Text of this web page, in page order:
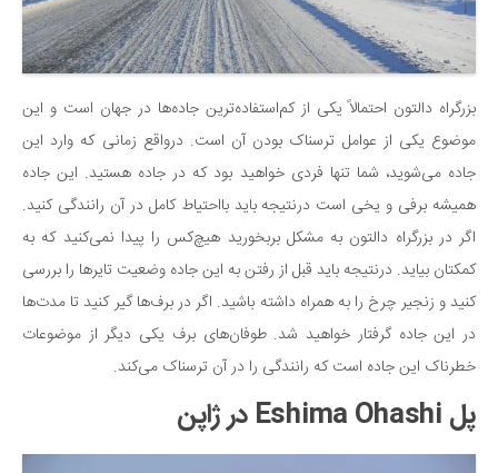
بزرگراه دالتون احتمالاً یکی از کم‌استفاده‌ترین جاده‌ها در جهان است و این
موضوع یکی از عوامل ترسناک بودن آن است. درواقع زمانی که وارد این
جاده می‌شوید، شما تنها فردی خواهید بود که در جاده هستید. این جاده
همیشه برفی و یخی است درنتیجه باید بااحتیاط کامل در آن رانندگی کنید.
اگر در بزرگراه دالتون به مشکل بربخورید هیچ‌کس را پیدا نمی‌کنید که به
کمکتان بیاید. درنتیجه باید قبل از رفتن به این جاده وضعیت تایرها را بررسی
کنید و زنجیر چرخ را به همراه داشته باشید. اگر در برف‌ها گیر کنید تا مدت‌ها
در این جاده گرفتار خواهید شد. طوفان‌های برف یکی دیگر از موضوعات
خطرناک این جاده است که رانندگی را در آن ترسناک می‌کند.
پل Eshima Ohashi در ژاپن